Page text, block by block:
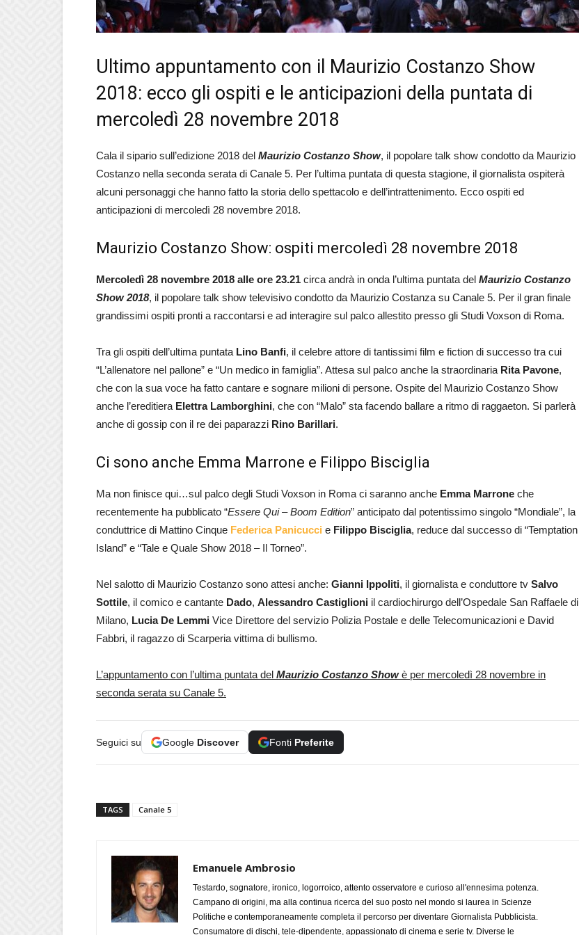
Ultimo appuntamento con il Maurizio Costanzo Show
2018: ecco gli ospiti e le anticipazioni della puntata di
mercoledì 28 novembre 2018
Cala il sipario sull’edizione 2018 del Maurizio Costanzo Show, il popolare talk show condotto da Maurizio
Costanzo nella seconda serata di Canale 5. Per l’ultima puntata di questa stagione, il giornalista ospiterà
alcuni personaggi che hanno fatto la storia dello spettacolo e dell’intrattenimento. Ecco ospiti ed
anticipazioni di mercoledì 28 novembre 2018.
Maurizio Costanzo Show: ospiti mercoledì 28 novembre 2018
Mercoledì 28 novembre 2018 alle ore 23.21 circa andrà in onda l’ultima puntata del Maurizio Costanzo
Show 2018, il popolare talk show televisivo condotto da Maurizio Costanza su Canale 5. Per il gran finale
grandissimi ospiti pronti a raccontarsi e ad interagire sul palco allestito presso gli Studi Voxson di Roma.
Tra gli ospiti dell’ultima puntata Lino Banfi, il celebre attore di tantissimi film e fiction di successo tra cui
“L’allenatore nel pallone” e “Un medico in famiglia”. Attesa sul palco anche la straordinaria Rita Pavone,
che con la sua voce ha fatto cantare e sognare milioni di persone. Ospite del Maurizio Costanzo Show
anche l’ereditiera Elettra Lamborghini, che con “Malo” sta facendo ballare a ritmo di raggaeton. Si parlerà
anche di gossip con il re dei paparazzi Rino Barillari.
Ci sono anche Emma Marrone e Filippo Bisciglia
Ma non finisce qui…sul palco degli Studi Voxson in Roma ci saranno anche Emma Marrone che
recentemente ha pubblicato “Essere Qui – Boom Edition” anticipato dal potentissimo singolo “Mondiale”, la
conduttrice di Mattino Cinque Federica Panicucci e Filippo Bisciglia, reduce dal successo di “Temptation
Island” e “Tale e Quale Show 2018 – Il Torneo”.
Nel salotto di Maurizio Costanzo sono attesi anche: Gianni Ippoliti, il giornalista e conduttore tv Salvo
Sottile, il comico e cantante Dado, Alessandro Castiglioni il cardiochirurgo dell’Ospedale San Raffaele di
Milano, Lucia De Lemmi Vice Direttore del servizio Polizia Postale e delle Telecomunicazioni e David
Fabbri, il ragazzo di Scarperia vittima di bullismo.
L’appuntamento con l’ultima puntata del Maurizio Costanzo Showè per mercoledì 28 novembre in
seconda serata su Canale 5.
Seguici su Google Discover Fonti Preferite
TAGS Canale 5
Emanuele Ambrosio
Testardo, sognatore, ironico, logorroico, attento osservatore e curioso all'ennesima potenza.
Campano di origini, ma alla continua ricerca del suo posto nel mondo si laurea in Scienze
Politiche e contemporaneamente completa il percorso per diventare Giornalista Pubblicista.
Consumatore di dischi, tele-dipendente, appassionato di cinema e serie tv. Diverse le